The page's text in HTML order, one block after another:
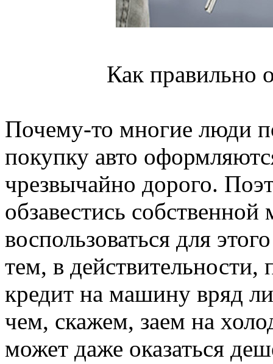
Как правильно
Почему-то многие люди
покупку авто
чрезвычайно дорого.
обзавестись
воспользоваться для
тем, в
кредит на машину вряд
чем, скажем, заем на
может даже оказаться